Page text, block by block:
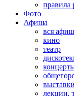
правила
Фото
Афиша
вся
кино
театр
лекции,